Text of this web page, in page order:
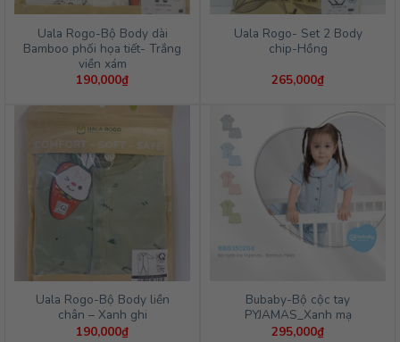
Uala Rogo-Bộ Body dài
Bamboo phối họa tiết- Trắng
viền xám
190,000₫
Uala Rogo- Set 2 Body
chip-Hồng
265,000₫
Uala Rogo-Bộ Body liền
chân – Xanh ghi
190,000₫
Bubaby-Bộ cộc tay
PYJAMAS_Xanh mạ
295,000₫